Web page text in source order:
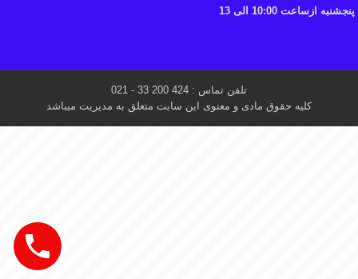
پنجشنبه ازساعت 10:00 الی 13
تلفن تماس : 424 200 33 - 021
کلیه حقوق مادی و معنوی این سایت متعلق به مدیریت میباشد